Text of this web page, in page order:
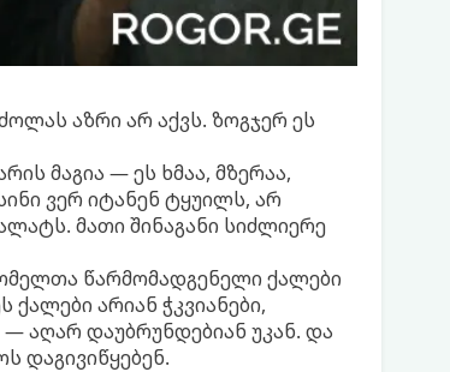
აზრი არ აქვს. ზოგჯერ ეს
მაგია — ეს ხმაა, მზერაა,
ვერ იტანენ ტყუილს, არ
მათი შინაგანი სიძლიერე
წარმომადგენელი ქალები
ქალები არიან ჭკვიანები,
აღარ დაუბრუნდებიან უკან. და
დაგივიწყებენ.